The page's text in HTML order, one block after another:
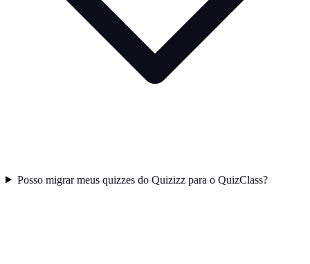
Posso migrar meus quizzes do Quizizz para o QuizClass?